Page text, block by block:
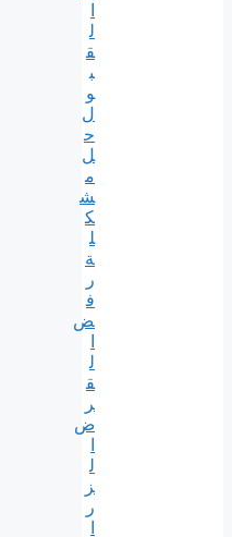
ل
ق
ب
و
ل
ح
ل
م
ش
ك
ل
ة
ر
ف
ض
ل
ق
ر
ض
ل
ز
ر